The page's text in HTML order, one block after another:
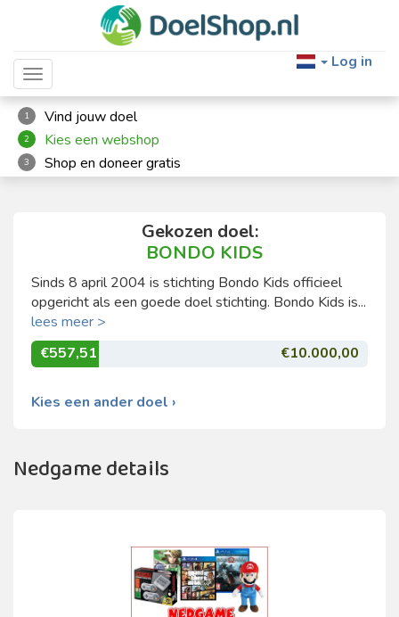
Toggle navigation
Log in
1 Vind jouw doel
2 Kies een webshop
3 Shop en doneer gratis
Gekozen doel:
BONDO KIDS
Sinds 8 april 2004 is stichting Bondo Kids officieel
opgericht als een goede doel stichting. Bondo Kids is...
lees meer >
€557,51
€10.000,00
Kies een ander doel ›
Nedgame details